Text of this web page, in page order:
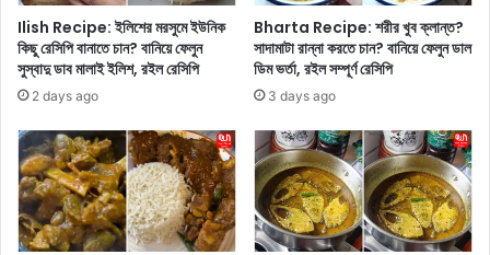
দ
যা
প
নে
র
রি
ক
ল্প
না
ক
ম
তে
পা
রে
দে
হে
র
বা
ড়
তি
Ilish Recipe: ইলিশের মরসুমে ইউনিক
কিছু রেসিপি বানাতে চান? বানিয়ে ফেলুন
সুস্বাদু ডাব মালাই ইলিশ, রইল রেসিপি
2 days ago
Bharta Recipe: শরীর খুব ক্লান্ত?
সাদামাটা রান্না করতে চান? বানিয়ে ফেলুন ডাল
ডিম ভর্তা, রইল সম্পূর্ণ রেসিপি
3 days ago